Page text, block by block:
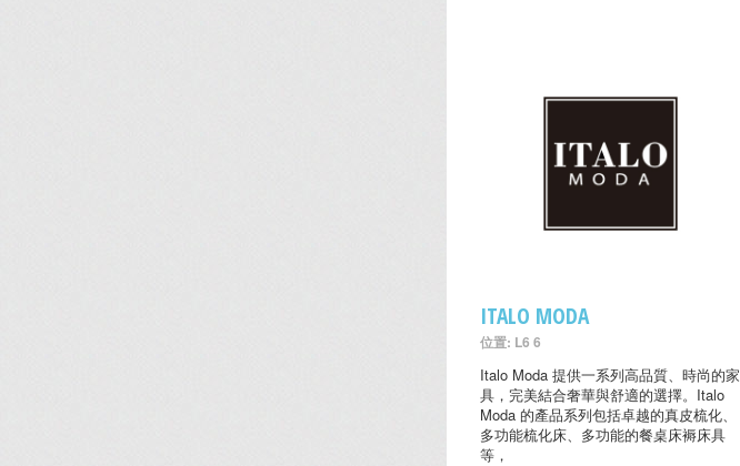
ITALO MODA
位置: L6 6
Italo Moda 提供一系列高品質、時尚的家
具，完美結合奢華與舒適的選擇。Italo
Moda 的產品系列包括卓越的真皮梳化、
多功能梳化床、多功能的餐桌床褥床具
等，